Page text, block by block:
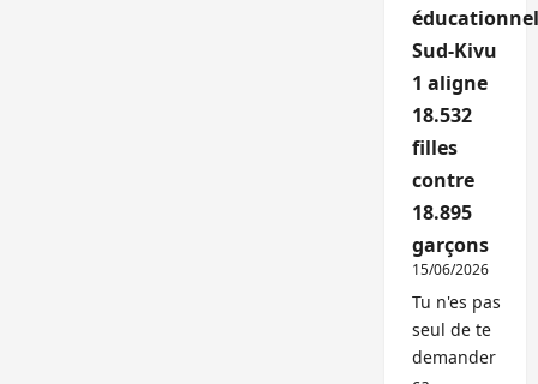
Sud-Kivu
1 aligne
18.532
filles
contre
18.895
garçons
15/06/2026
Tu n'es pas
seul de te
demander